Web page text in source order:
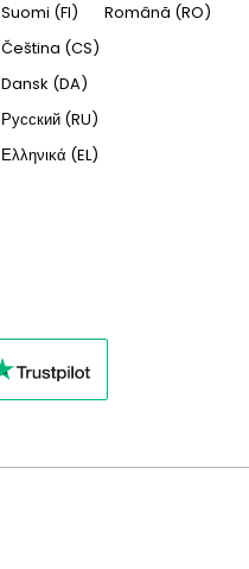
Suomi (FI)
Čeština (CS)
Dansk (DA)
Русский (RU)
Ελληνικά (EL)
Română (RO)